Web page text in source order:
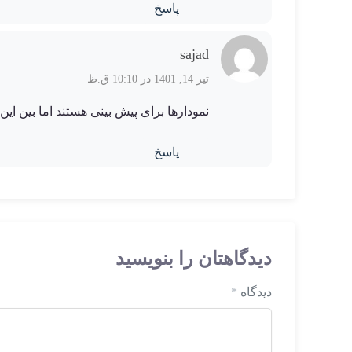
پاسخ
sajad
تیر 14, 1401 در 10:10 ق.ظ
نمودارها برای پیش بینی هستند اما بین این 3نوع نمودار شمعی بیشترین کاربرد رو
پاسخ
دیدگاهتان را بنویسید
دیدگاه *